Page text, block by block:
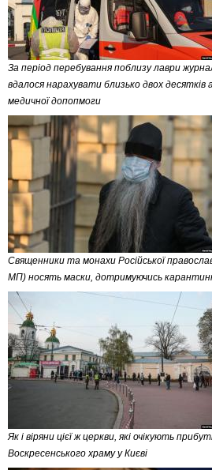
За період перебування поблизу лаври
вдалося нарахувати близько двох десятків
медичної допопмоги
Священники та монахи Російської
МП) носять маски, дотримуючись
Як і віряни цієї ж церкви, які очікують
Воскресенського храму у Києві